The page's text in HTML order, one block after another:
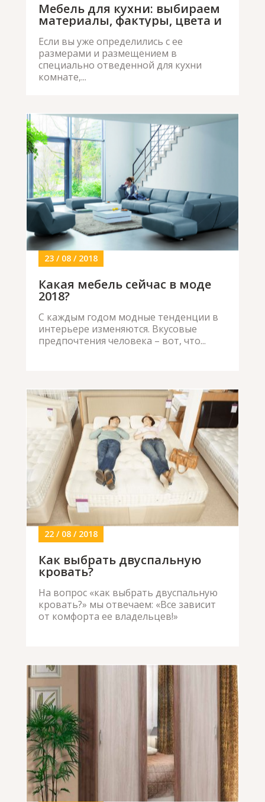
Мебель для кухни: выбираем
материалы, фактуры, цвета и
Если вы уже определились с ее
размерами и размещением в
специально отведенной для кухни
комнате,...
23 / 08 / 2018
Какая мебель сейчас в моде
2018?
С каждым годом модные тенденции в
интерьере изменяются. Вкусовые
предпочтения человека – вот, что...
22 / 08 / 2018
Как выбрать двуспальную
кровать?
На вопрос «как выбрать двуспальную
кровать?» мы отвечаем: «Все зависит
от комфорта ее владельцев!»